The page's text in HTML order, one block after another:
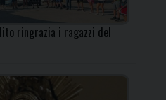
ringrazia i ragazzi del